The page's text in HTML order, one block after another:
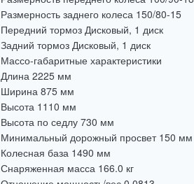
Размерность заднего колеса 150/80-15
Передний тормоз Дисковый, 1 диск
Задний тормоз Дисковый, 1 диск
Массо-габаритные характеристики
Длина 2225 мм
Ширина 875 мм
Высота 1110 мм
Высота по седлу 730 мм
Минимальный дорожный просвет 150 мм
Колесная база 1490 мм
Снаряженная масса 166.0 кг